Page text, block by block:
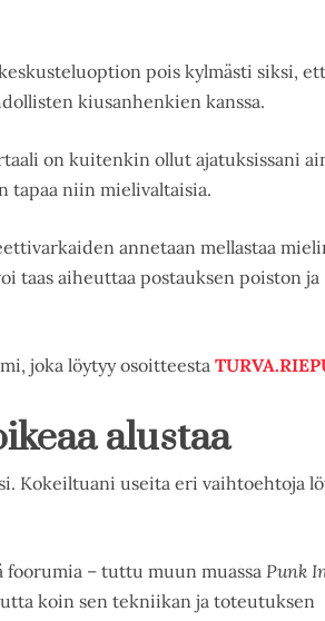
pois kylmästi siksi,
kiusanhenkien kanssa.
on kuitenkin ollut ajatuksissani
tapaa niin mielivaltaisia.
annetaan mellastaa
taas aiheuttaa postauksen poiston ja
joka löytyy osoitteesta
alustaa
Kokeiltuani useita eri vaihtoehtoja
foorumia – tuttu muun muassa Punk
koin sen tekniikan ja toteutuksen